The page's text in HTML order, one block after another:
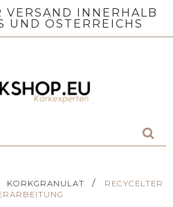
VERSAND INNERHALB
UND ÖSTERREICHS
KORKGRANULAT /
RECYCELTER